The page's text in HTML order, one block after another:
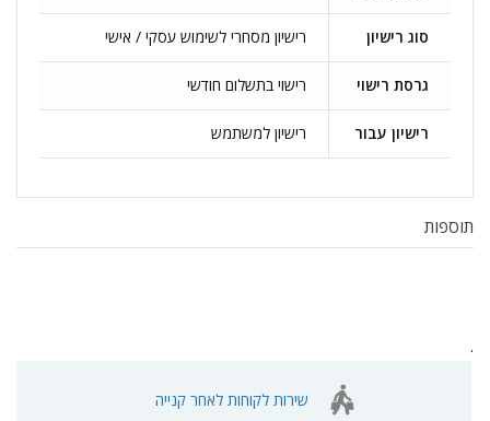
סוג רישיון רישיון מסחרי לשימוש עסקי / אישי
גרסת רישוי רישוי בתשלום חודשי
רישיון עבור רישיון למשתמש
תוספות
.
שירות לקוחות לאחר קנייה